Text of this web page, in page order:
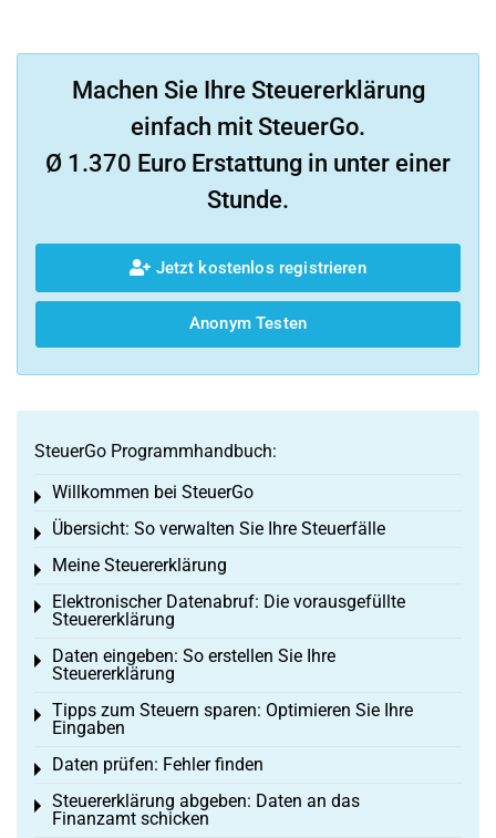
Machen Sie Ihre Steuererklärung
einfach mit SteuerGo.
Ø 1.370 Euro Erstattung in unter einer
Stunde.
Jetzt kostenlos registrieren
Anonym Testen
SteuerGo Programmhandbuch:
Willkommen bei SteuerGo
Toggle menu
Übersicht: So verwalten Sie Ihre Steuerfälle
Toggle menu
Meine Steuererklärung
Toggle menu
Elektronischer Datenabruf: Die vorausgefüllte
Steuererklärung
Toggle menu
Daten eingeben: So erstellen Sie Ihre
Steuererklärung
Toggle menu
Tipps zum Steuern sparen: Optimieren Sie Ihre
Eingaben
Toggle menu
Daten prüfen: Fehler finden
Toggle menu
Steuererklärung abgeben: Daten an das
Finanzamt schicken
Toggle menu